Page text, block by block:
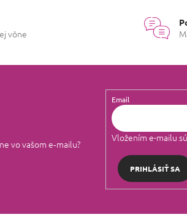
vône
vo vašom e‑mailu?
Email
Vložením e-mailu
PRIHLÁSIŤ SA